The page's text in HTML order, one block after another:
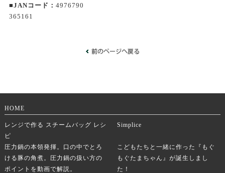
■JANコード： 4976790
365161
HOME
レンジで作る スチームバッグ レシ
ピ
Simplice
圧力鍋の本領発揮。口の中でとろ
ける豚の角煮。圧力鍋の扱い方の
ポイントを動画で解説。
こどもたちと一緒に作った『もぐ
もぐたまちゃん』が誕生しまし
た！